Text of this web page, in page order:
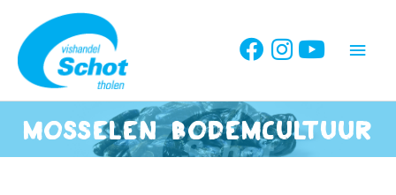
inhoud
Mosselen bodemcultuur